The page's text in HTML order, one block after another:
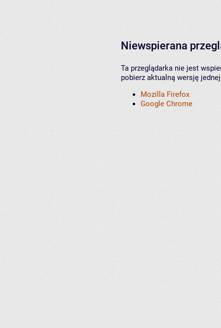
Niewspierana
Ta przeglądarka nie jest
pobierz aktualną wersję
Mozilla Firefox
Google Chrome